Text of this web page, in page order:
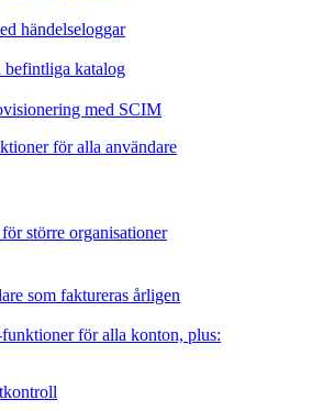
händelseloggar
befintliga katalog
med SCIM
för alla användare
större organisationer
som faktureras årligen
funktioner för alla konton, plus: